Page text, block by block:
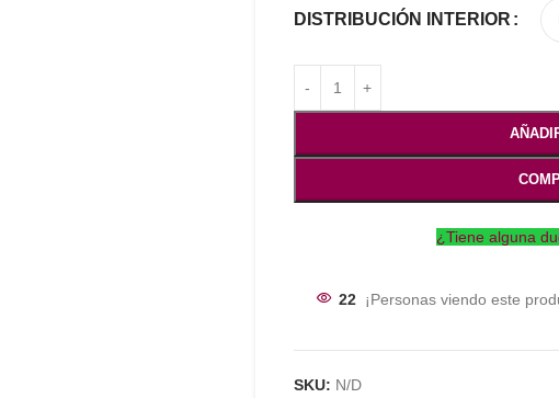
DISTRIBUCIÓN INTERIOR
¿Tiene alguna
22 ¡Personas viendo este
SKU: N/D